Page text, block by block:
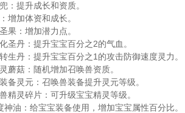
：提升成长和资质。
增加体资和成长。
果：增加潜力点。
圣丹：提升宝宝百分之2的气血。
生丹：提升宝宝百分之1的攻击防御速度灵力。
蘑菇：随机增加召唤兽资质。
备灵元：召唤兽装备提升灵元等级。
精灵碎片：可升级宝宝精灵等级。
神油：给宝宝装备使用，增加宝宝属性百分比。